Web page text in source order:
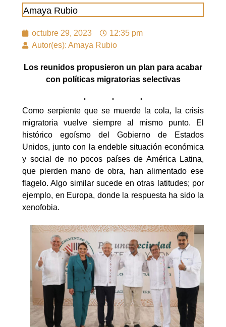
Amaya Rubio
octubre 29, 2023
12:35 pm
Autor(es): Amaya Rubio
Los reunidos propusieron un plan para acabar
con políticas migratorias selectivas
Como serpiente que se muerde la cola, la crisis
migratoria vuelve siempre al mismo punto. El
histórico egoísmo del Gobierno de Estados
Unidos, junto con la endeble situación económica
y social de no pocos países de América Latina,
que pierden mano de obra, han alimentado ese
flagelo. Algo similar sucede en otras latitudes; por
ejemplo, en Europa, donde la respuesta ha sido la
xenofobia.